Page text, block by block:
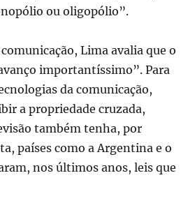
ou oligopólio”.
Lima avalia que o
importantíssimo”. Para
da comunicação,
a propriedade cruzada,
também tenha, por
países como a Argentina e o
nos últimos anos, leis que